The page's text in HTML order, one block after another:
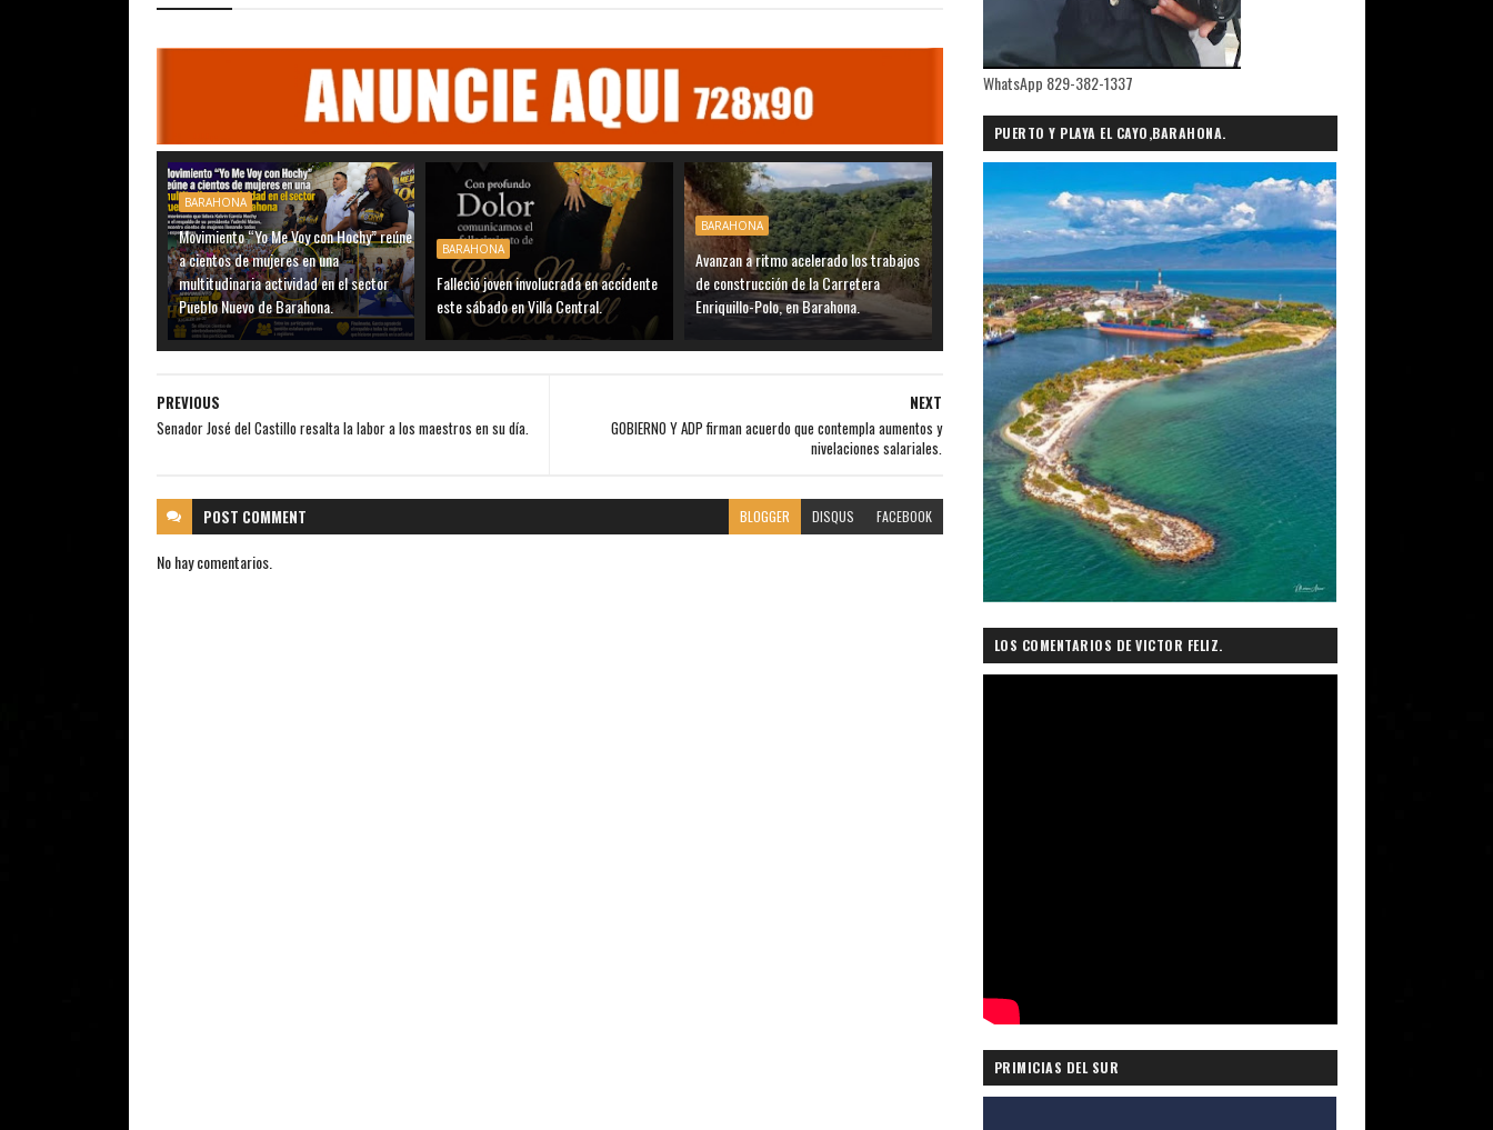
BARAHONA
Movimiento “Yo Me Voy con Hochy” reúne
a cientos de mujeres en una
multitudinaria actividad en el sector
Pueblo Nuevo de Barahona.
BARAHONA
Falleció joven involucrada en accidente
este sábado en Villa Central.
BARAHONA
Avanzan a ritmo acelerado los trabajos
de construcción de la Carretera
Enriquillo-Polo, en Barahona.
NEXT
GOBIERNO Y ADP firman acuerdo que contempla aumentos y
nivelaciones salariales.
PREVIOUS
Senador José del Castillo resalta la labor a los maestros en su día.
POST COMMENT BLOGGER DISQUS FACEBOOK
No hay comentarios.
WhatsApp 829-382-1337
PUERTO Y PLAYA EL CAYO,BARAHONA.
LOS COMENTARIOS DE VICTOR FELIZ.
PRIMICIAS DEL SUR